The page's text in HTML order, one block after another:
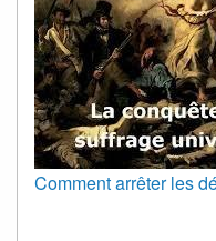
Comment arrêter les